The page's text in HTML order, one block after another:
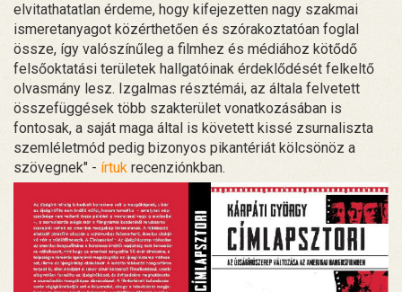
elvitathatatlan érdeme, hogy kifejezetten nagy szakmai
ismeretanyagot közérthetően és szórakoztatóan foglal
össze, így valószínűleg a filmhez és médiához kötődő
felsőoktatási területek hallgatóinak érdeklődését felkeltő
olvasmány lesz. Izgalmas résztémái, az általa felvetett
összefüggések több szakterület vonatkozásában is
fontosak, a saját maga által is követett kissé zsurnaliszta
szemléletmód pedig bizonyos pikantériát kölcsönöz a
szövegnek" - írtuk recenziónkban.